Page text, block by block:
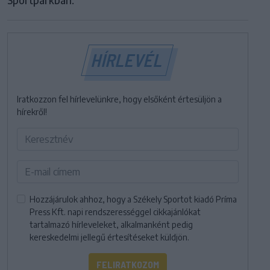
HÍRLEVÉL
Iratkozzon fel hírlevelünkre, hogy elsőként értesüljön a
hírekről!
Hozzájárulok ahhoz, hogy a Székely Sportot kiadó Príma
Press Kft. napi rendszerességgel cikkajánlókat
tartalmazó hírleveleket, alkalmanként pedig
kereskedelmi jellegű értesítéseket küldjön.
FELIRATKOZOM